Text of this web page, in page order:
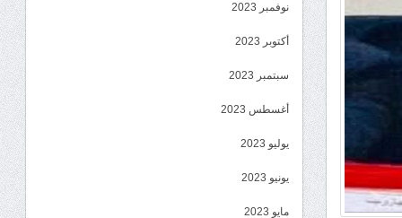
نوفمبر 2023
أكتوبر 2023
سبتمبر 2023
أغسطس 2023
يوليو 2023
يونيو 2023
مايو 2023